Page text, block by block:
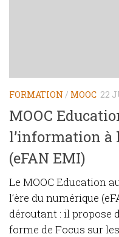
FORMATION / MOOC 22
MOOC
l’information à
(eFAN EMI)
Le MOOC Education
l’ère du numérique
déroutant : il propose
forme de Focus sur